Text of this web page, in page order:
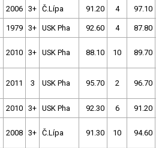
2006 3+ Č.Lípa 91.20 4 97.10
1979 3+ USK Pha 92.60 4 87.80
2010 3+ USK Pha 88.10 10 89.70
2011 3 USK Pha 95.70 2 96.70
2010 3+ USK Pha 92.30 6 91.20
2008 3+ Č.Lípa 91.30 10 94.60